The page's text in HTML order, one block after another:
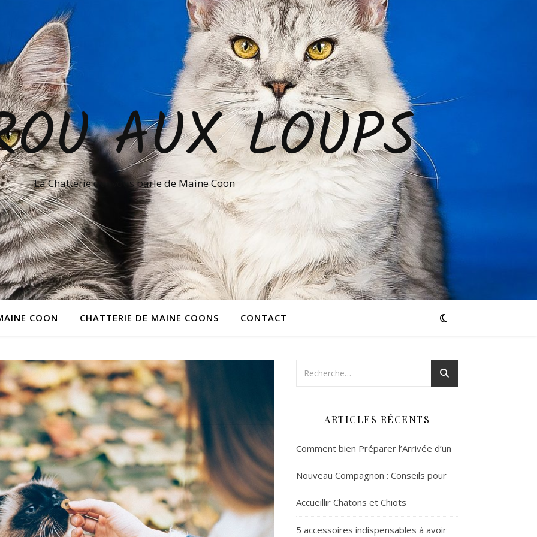
AUX LOUPS
La Chatterie qui vous parle de Maine Coon
COON CHATTERIE DE MAINE COONS CONTACT
ARTICLES RÉCENTS
Comment bien Préparer l’Arrivée d’un
Nouveau Compagnon : Conseils pour
Accueillir Chatons et Chiots
5 accessoires indispensables à avoir